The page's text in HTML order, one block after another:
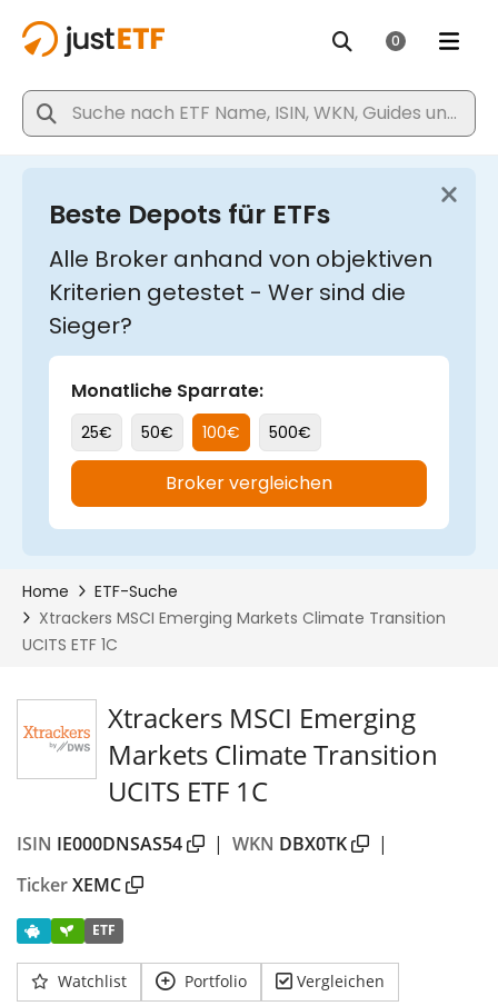
Xtrackers MSCI Emerging
Markets Climate Transition
UCITS ETF 1C
ISIN IE000DNSAS54 | WKN DBX0TK
|
TickerXEMC
ETF
Watchlist Portfolio Vergleichen